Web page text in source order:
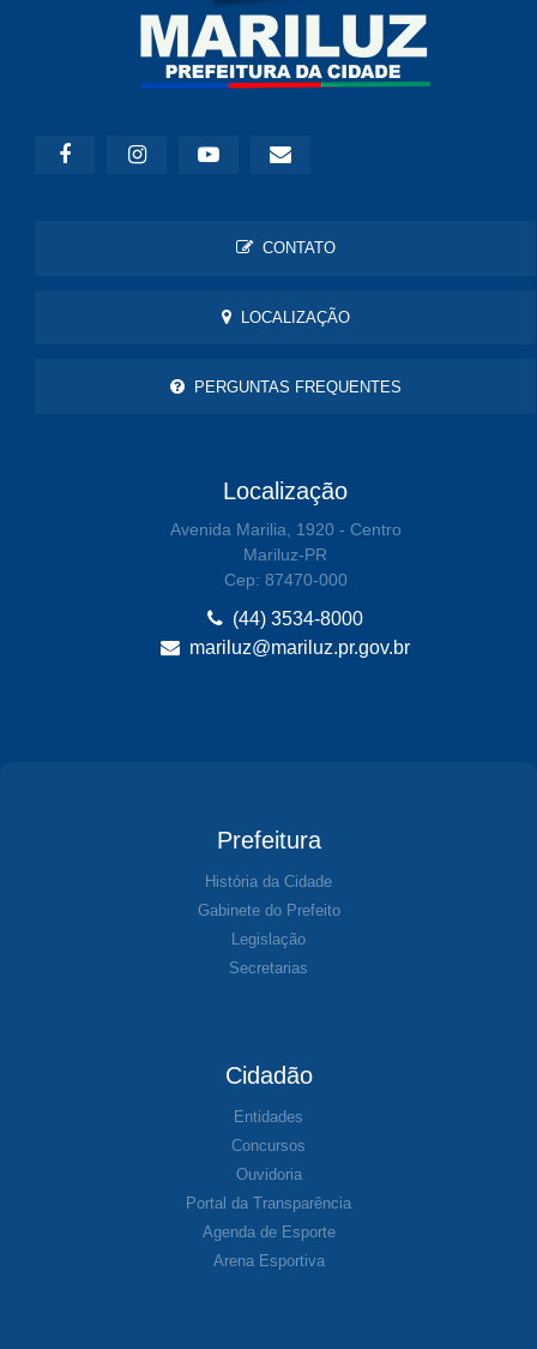
CONTATO
LOCALIZAÇÃO
PERGUNTAS FREQUENTES
Localização
Avenida Marilia, 1920 - Centro
Mariluz-PR
Cep: 87470-000
(44) 3534-8000
mariluz@mariluz.pr.gov.br
Prefeitura
História da Cidade
Gabinete do Prefeito
Legislação
Secretarias
Cidadão
Entidades
Concursos
Ouvidoria
Portal da Transparência
Agenda de Esporte
Arena Esportiva